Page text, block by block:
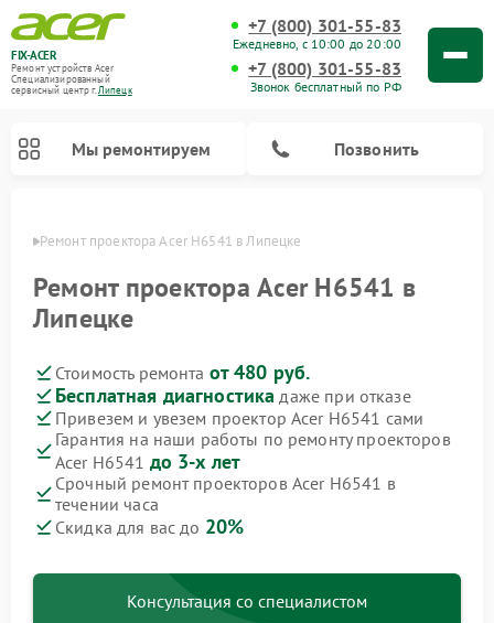
FIX-ACER
Ремонт устройств Acer
Специализированный
cервисный центр г.Липецк
+7 (800) 301-55-83
Ежедневно, с 10:00 до 20:00
+7 (800) 301-55-83
Звонок бесплатный по РФ
Мы ремонтируем Позвонить
Ремонт проектора Acer H6541 в Липецке
Ремонт проектора Acer H6541 в
Липецке
Стоимость ремонта от 480 руб.
Бесплатная диагностика даже при отказе
Привезем и увезем проектор Acer H6541 сами
Гарантия на наши работы по ремонту проекторов
Acer H6541 до 3-х лет
Срочный ремонт проекторов Acer H6541 в
течении часа
Скидка для вас до 20%
Консультация со специалистом